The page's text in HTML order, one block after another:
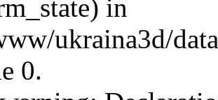
in
ukraina3d/
0.